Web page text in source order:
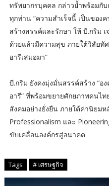
ทรัพยากรบุคคล กล่าวย้ำพร้อม
ทุกท่าน “ความสำเร็จนี้ เป็นของ
สร้างสรรค์และรักษา ให้ บี.กริม
ด้วยแล้วมีความสุข ภายใต้วิสัยทั
อารีเสมอมา”
บี.กริม ยังคงมุ่งมั่นสรรค์สร้าง “
อารี” ที่พร้อมขยายศักยภาพคนไ
สังคมอย่างยั่งยืน ภายใต้ค่านิยมห
Professionalism และ
ขับเคลื่อนองค์กรสู่อนาคต
Tags # เศรษฐกิจ